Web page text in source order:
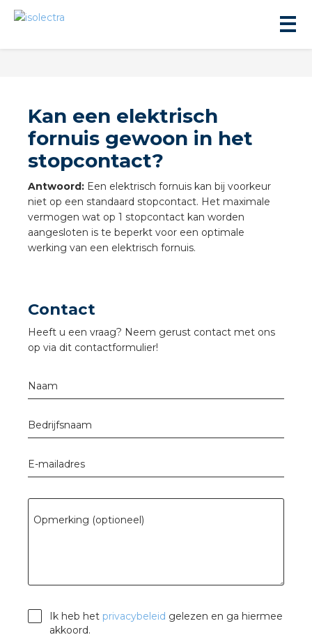
Kan een elektrisch
fornuis gewoon in het
stopcontact?
Antwoord: Een elektrisch fornuis kan bij voorkeur
niet op een standaard stopcontact. Het maximale
vermogen wat op 1 stopcontact kan worden
aangesloten is te beperkt voor een optimale
werking van een elektrisch fornuis.
Contact
Heeft u een vraag? Neem gerust contact met ons
op via dit contactformulier!
Naam
Bedrijfsnaam
E-mailadres
Opmerking (optioneel)
Ik heb het privacybeleid gelezen en ga hiermee
akkoord.
installeren
installeren
installeren in beton